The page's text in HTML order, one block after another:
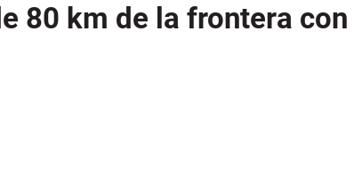
80 km de la frontera con